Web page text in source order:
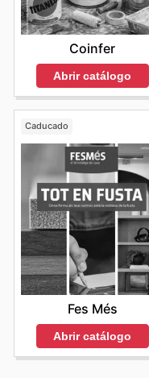
Coinfer
Abrir catálogo
Caducado
Fes Més
Abrir catálogo